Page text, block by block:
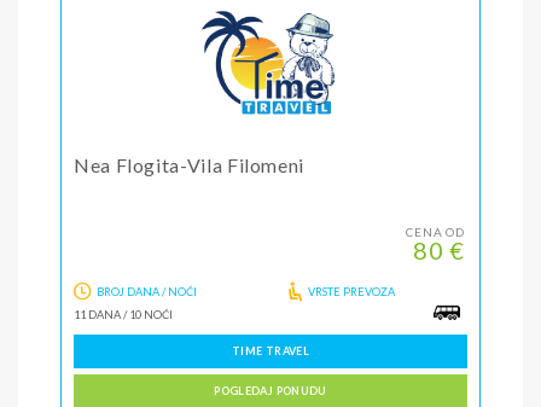
Nea Flogita-Vila Filomeni
CENA OD
80 €
BROJ DANA / NOĆI
11 DANA/10 NOĆI
VRSTE PREVOZA
TIME TRAVEL
POGLEDAJ PONUDU